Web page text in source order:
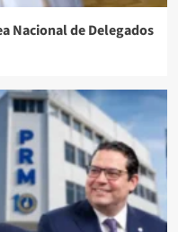
Nacional de Delegados